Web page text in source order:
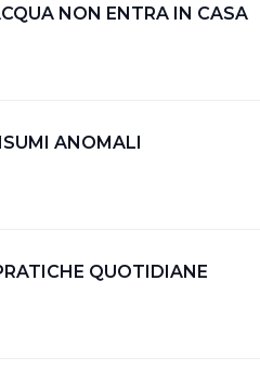
NON ENTRA IN CASA
ANOMALI
QUOTIDIANE